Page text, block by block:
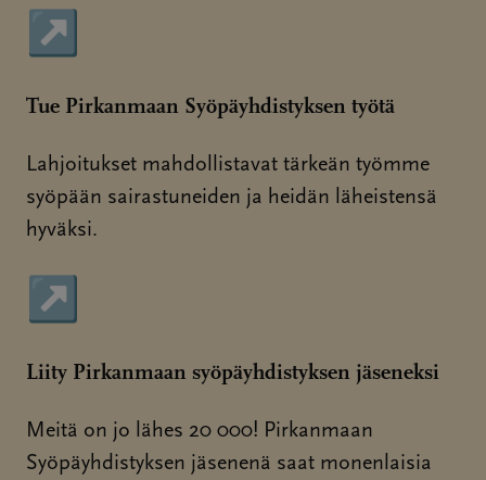
Sivu avautuu uudessa ikkunassa
↗
Tue Pirkanmaan Syöpäyhdistyksen työtä
Lahjoitukset mahdollistavat tärkeän työmme
syöpään sairastuneiden ja heidän läheistensä
hyväksi.
Sivu avautuu uudessa ikkunassa
↗
Liity Pirkanmaan syöpäyhdistyksen jäseneksi
Meitä on jo lähes 20 000! Pirkanmaan
Syöpäyhdistyksen jäsenenä saat monenlaisia